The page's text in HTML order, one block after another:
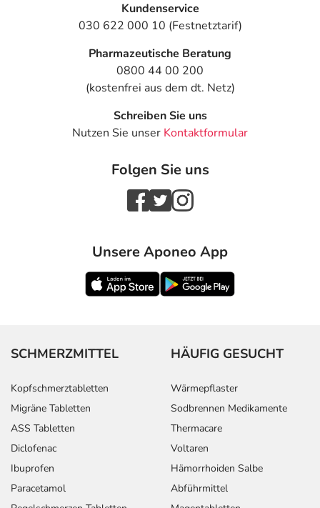
Kundenservice
030 622 000 10 (Festnetztarif)
Pharmazeutische Beratung
0800 44 00 200
(kostenfrei aus dem dt. Netz)
Schreiben Sie uns
Nutzen Sie unser Kontaktformular
Folgen Sie uns
Unsere Aponeo App
SCHMERZMITTEL
Kopfschmerztabletten
Migräne Tabletten
ASS Tabletten
Diclofenac
Ibuprofen
Paracetamol
HÄUFIG GESUCHT
Wärmepflaster
Sodbrennen Medikamente
Thermacare
Voltaren
Hämorrhoiden Salbe
Abführmittel